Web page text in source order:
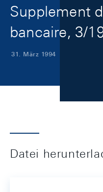
Supplement
bancaire, 3/
31. März 1994
Datei